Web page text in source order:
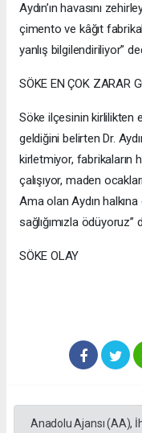
Aydın’ın havasını
çimento ve kâğıt
yanlış bilgilendiriliyor”
SÖKE EN ÇOK ZARAR
Söke ilçesinin kirlilikten
geldiğini belirten Dr.
kirletmiyor,
çalışıyor, maden
Ama olan Aydın
sağlığımızla ödüyoruz”
SÖKE OLAY
Anadolu Ajansı (AA),